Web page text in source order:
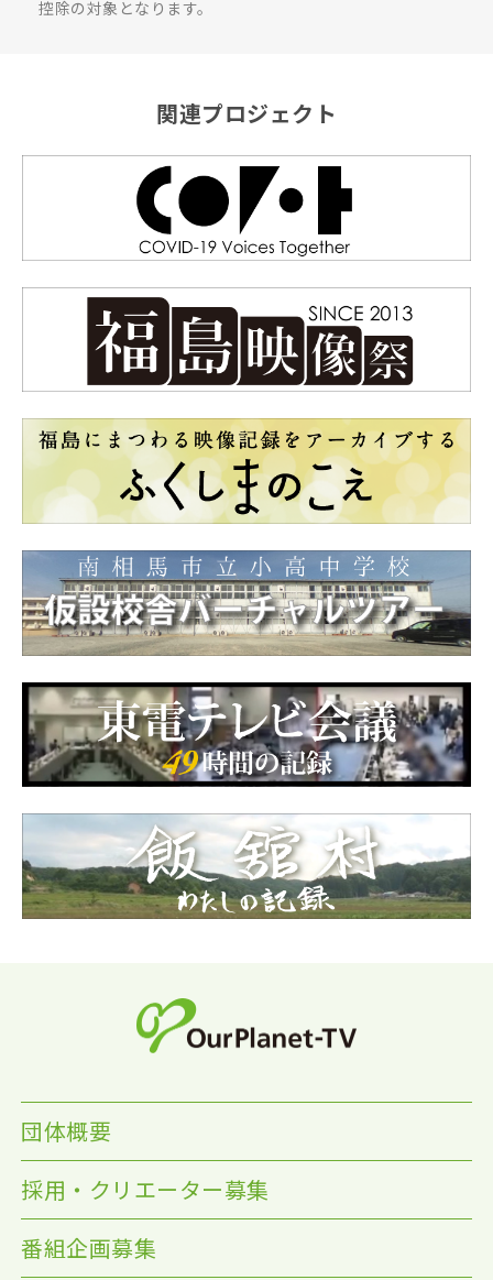
控除の対象となります。
関連プロジェクト
団体概要
採用・クリエーター募集
番組企画募集